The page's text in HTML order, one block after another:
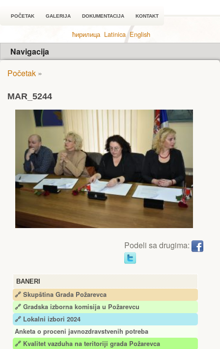
POČETAK GALERIJA DOKUMENTACIJA KONTAKT
ћирилица Latinica English
Navigacija
BANERI
🔗 Skupština Grada Požarevca
🔗 Gradska izborna komisija u Požarevcu
🔗 Lokalni izbori 2024
Anketa o proceni javnozdravstvenih potreba
🔗 Kvalitet vazduha na teritoriji grada Požarevca
Početak »
MAR_5244
Podeli sa drugima: